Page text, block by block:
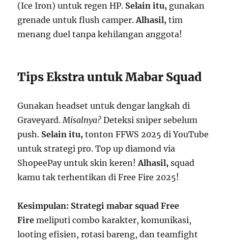
(Ice Iron) untuk regen HP. Selain itu, gunakan
grenade untuk flush camper.Alhasil, tim
menang duel tanpa kehilangan anggota!
Tips Ekstra untuk Mabar Squad
Gunakan headset untuk dengar langkah di
Graveyard.Misalnya? Deteksi sniper sebelum
push. Selain itu, tonton FFWS 2025 di YouTube
untuk strategi pro. Top up diamond via
ShopeePay untuk skin keren!Alhasil, squad
kamu tak terhentikan di Free Fire 2025!
Kesimpulan: Strategi mabar squad Free
Fire meliputi combo karakter, komunikasi,
looting efisien, rotasi bareng, dan teamfight